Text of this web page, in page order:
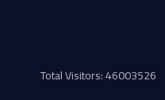
Total Visitors: 46003526